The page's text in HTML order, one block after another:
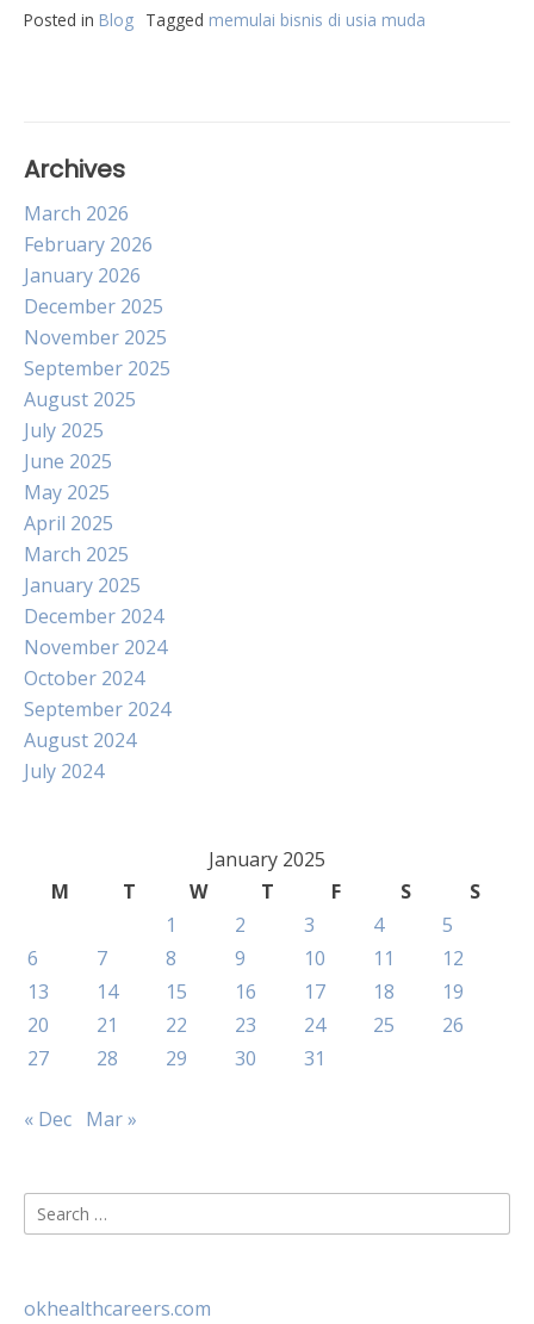
Posted in Blog Tagged memulai bisnis di usia muda
Archives
March 2026
February 2026
January 2026
December 2025
November 2025
September 2025
August 2025
July 2025
June 2025
May 2025
April 2025
March 2025
January 2025
December 2024
November 2024
October 2024
September 2024
August 2024
July 2024
January 2025
M
T W T F S
S
1
2 3 4
5
6
7 8 9 10 11
12
13
14 15 16 17 18
19
20
21 22 23 24 25
26
27
28 29 30 31
« Dec Mar »
Search
for:
okhealthcareers.com